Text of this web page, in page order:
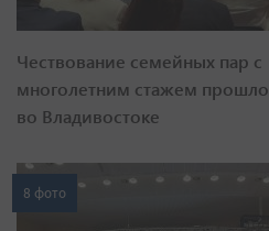
Чествование семейных пар с
многолетним стажем прошло
во Владивостоке
8 фото